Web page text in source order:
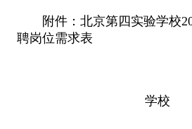
附件：北京第四实验学校
聘岗位需求表
北京第
学校